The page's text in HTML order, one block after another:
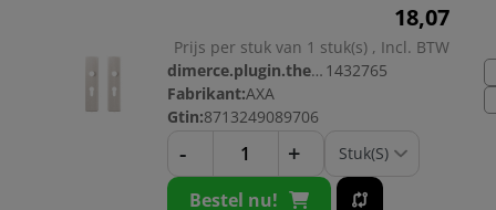
18,07
Prijs per stuk van 1 stuk(s) , Incl. BTW
dimerce.plugin.theme.productnr: 1432765
Fabrikant:AXA
Gtin:8713249089706
- +
Bestel nu!